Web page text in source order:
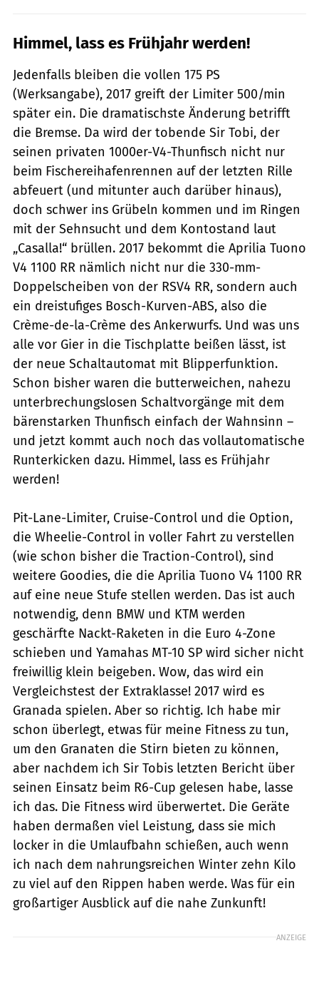
Himmel, lass es Frühjahr werden!
Jedenfalls bleiben die vollen 175 PS
(Werksangabe), 2017 greift der Limiter 500/min
später ein. Die dramatischste Änderung betrifft
die Bremse. Da wird der tobende Sir Tobi, der
seinen privaten 1000er-V4-Thunfisch nicht nur
beim Fischereihafenrennen auf der letzten Rille
abfeuert (und mitunter auch darüber hinaus),
doch schwer ins Grübeln kommen und im Ringen
mit der Sehnsucht und dem Kontostand laut
„Casalla!“ brüllen. 2017 bekommt die Aprilia Tuono
V4 1100 RR nämlich nicht nur die 330-mm-
Doppelscheiben von der RSV4 RR, sondern auch
ein dreistufiges Bosch-Kurven-ABS, also die
Crème-de-la-Crème des Ankerwurfs. Und was uns
alle vor Gier in die Tischplatte beißen lässt, ist
der neue Schaltautomat mit Blipperfunktion.
Schon bisher waren die butterweichen, nahezu
unterbrechungslosen Schaltvorgänge mit dem
bärenstarken Thunfisch einfach der Wahnsinn –
und jetzt kommt auch noch das vollautomatische
Runterkicken dazu. Himmel, lass es Frühjahr
werden!
Pit-Lane-Limiter, Cruise-Control und die Option,
die Wheelie-Control in voller Fahrt zu verstellen
(wie schon bisher die Traction-Control), sind
weitere Goodies, die die Aprilia Tuono V4 1100 RR
auf eine neue Stufe stellen werden. Das ist auch
notwendig, denn BMW und KTM werden
geschärfte Nackt-Raketen in die Euro 4-Zone
schieben und Yamahas MT-10 SP wird sicher nicht
freiwillig klein beigeben. Wow, das wird ein
Vergleichstest der Extraklasse! 2017 wird es
Granada spielen. Aber so richtig. Ich habe mir
schon überlegt, etwas für meine Fitness zu tun,
um den Granaten die Stirn bieten zu können,
aber nachdem ich Sir Tobis letzten Bericht über
seinen Einsatz beim R6-Cup gelesen habe, lasse
ich das. Die Fitness wird überwertet. Die Geräte
haben dermaßen viel Leistung, dass sie mich
locker in die Umlaufbahn schießen, auch wenn
ich nach dem nahrungsreichen Winter zehn Kilo
zu viel auf den Rippen haben werde. Was für ein
großartiger Ausblick auf die nahe Zunkunft!
ANZEIGE